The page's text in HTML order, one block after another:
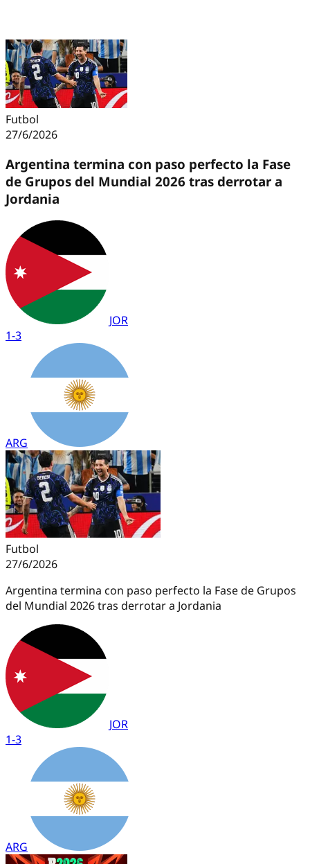
Futbol
27/6/2026
Argentina termina con paso perfecto la Fase
de Grupos del Mundial 2026 tras derrotar a
Jordania
JOR
1-3
ARG
Futbol
27/6/2026
Argentina termina con paso perfecto la Fase de Grupos
del Mundial 2026 tras derrotar a Jordania
JOR
1-3
ARG